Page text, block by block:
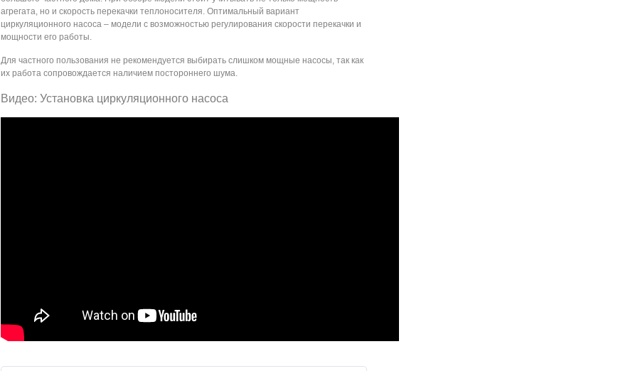
агрегата, но и скорость перекачки теплоносителя. Оптимальный вариант
циркуляционного насоса – модели с возможностью регулирования скорости перекачки и
мощности его работы.
Для частного пользования не рекомендуется выбирать слишком мощные насосы, так как
их работа сопровождается наличием постороннего шума.
Видео: Установка циркуляционного насоса